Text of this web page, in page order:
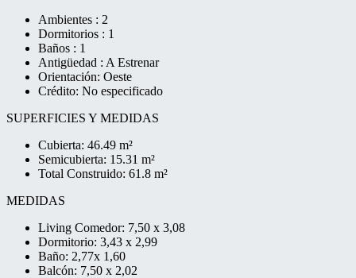
Ambientes : 2
Dormitorios : 1
Baños : 1
Antigüedad : A Estrenar
Orientación: Oeste
Crédito: No especificado
SUPERFICIES Y MEDIDAS
Cubierta: 46.49 m²
Semicubierta: 15.31 m²
Total Construido: 61.8 m²
MEDIDAS
Living Comedor: 7,50 x 3,08
Dormitorio: 3,43 x 2,99
Baño: 2,77x 1,60
Balcón: 7,50 x 2,02